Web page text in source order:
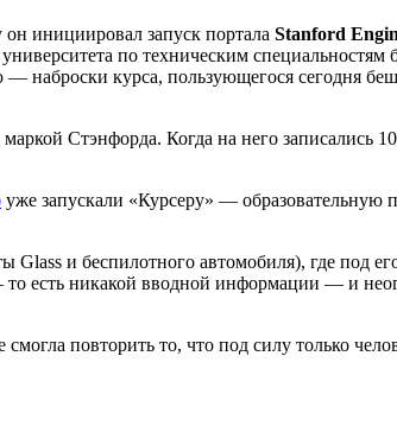
инициировал запуск портала Stanford
по техническим специальностям
наброски курса, пользующегося сегодня
Стэнфорда. Когда на него записались
уже запускали «Курсеру» —
и беспилотного автомобиля), где под
есть никакой вводной информации — и
повторить то, что под силу только